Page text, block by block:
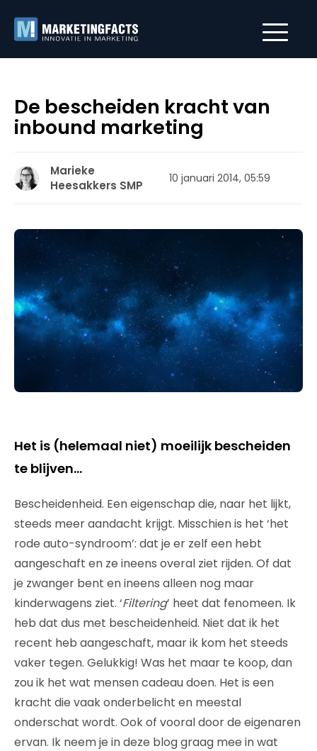
De bescheiden kracht van
inbound marketing
Marieke
Heesakkers SMP
10 januari 2014, 05:59
Het is (helemaal niet) moeilijk bescheiden
te blijven…
Bescheidenheid. Een eigenschap die, naar het lijkt,
steeds meer aandacht krijgt. Misschien is het ‘het
rode auto-syndroom’: dat je er zelf een hebt
aangeschaft en ze ineens overal ziet rijden. Of dat
je zwanger bent en ineens alleen nog maar
kinderwagens ziet. ‘Filtering’ heet dat fenomeen. Ik
heb dat dus met bescheidenheid. Niet dat ik het
recent heb aangeschaft, maar ik kom het steeds
vaker tegen. Gelukkig! Was het maar te koop, dan
zou ik het wat mensen cadeau doen. Het is een
kracht die vaak onderbelicht en meestal
onderschat wordt. Ook of vooral door de eigenaren
ervan. Ik neem je in deze blog graag mee in wat